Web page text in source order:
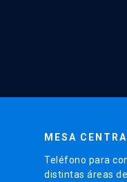
MESA
Teléfono para
distintas áreas